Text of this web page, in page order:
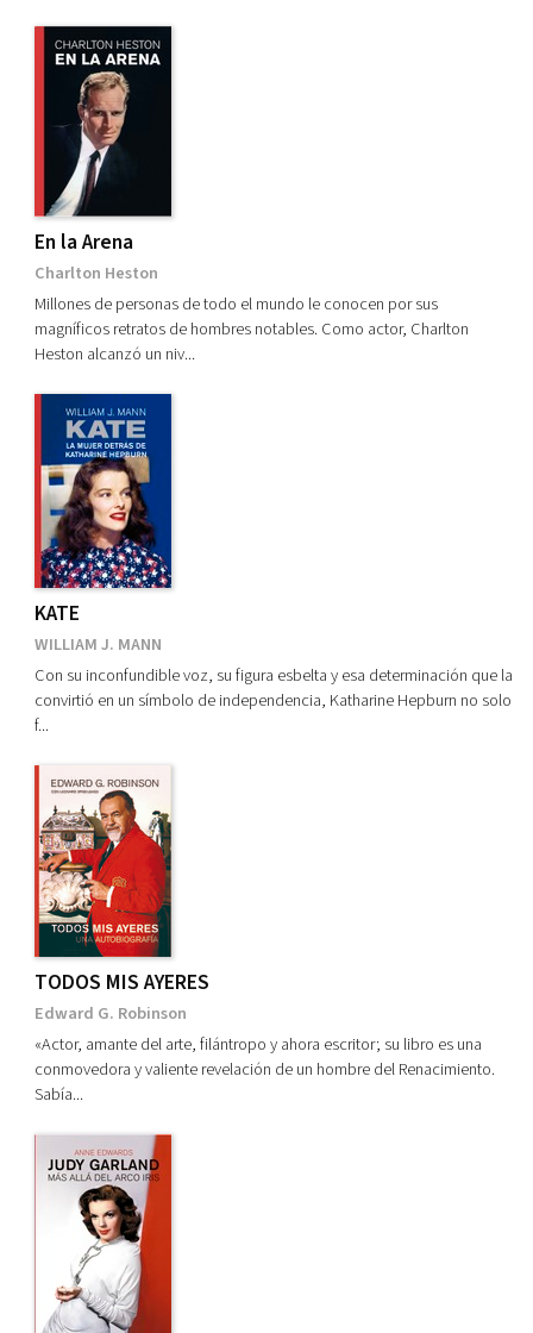
En la Arena
Charlton Heston
Millones de personas de todo el mundo le conocen por sus
magníficos retratos de hombres notables. Como actor, Charlton
Heston alcanzó un niv...
KATE
WILLIAM J. MANN
Con su inconfundible voz, su figura esbelta y esa determinación que la
convirtió en un símbolo de independencia, Katharine Hepburn no solo
f...
TODOS MIS AYERES
Edward G. Robinson
«Actor, amante del arte, filántropo y ahora escritor; su libro es una
conmovedora y valiente revelación de un hombre del Renacimiento.
Sabía...